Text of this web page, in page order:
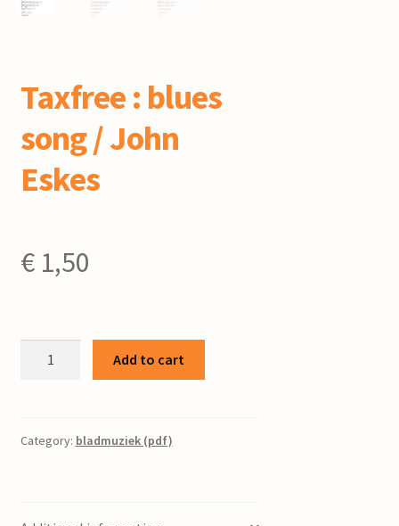
Taxfree : blues
song / John
Eskes
€1,50
/
Add to cart
Category: bladmuziek (pdf)